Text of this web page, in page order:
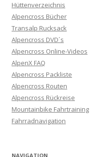
Hüttenverzeichnis
Alpencross Bücher
Transalp Rucksack
Alpencross DVD´s
Alpencross Online-Videos
AlpenX FAQ
Alpencross Packliste
Alpencross Routen
Alpencross Rückreise
Mountainbike Fahrtraining
Fahrradnavigation
NAVIGATION